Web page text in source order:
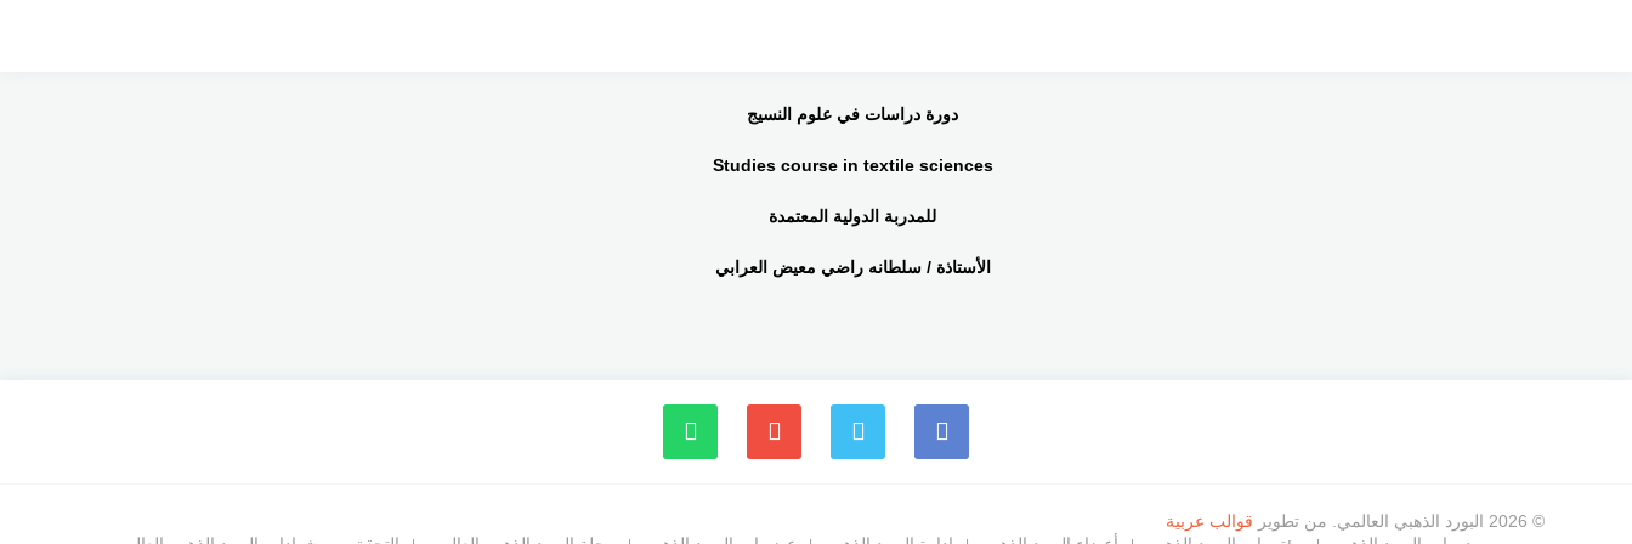
دورة دراسات في علوم النسيج
Studies course in textile sciences
للمدربة الدولية المعتمدة
الأستاذة / سلطانه راضي معيض العرابي
© 2026 البورد الذهبي العالمي. من تطوير
قوالب عربية